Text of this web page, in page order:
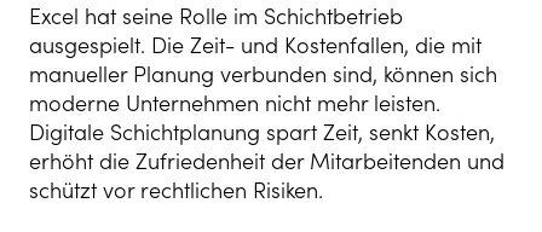
Excel hat seine Rolle im Schichtbetrieb
ausgespielt. Die Zeit- und Kostenfallen, die mit
manueller Planung verbunden sind, können sich
moderne Unternehmen nicht mehr leisten.
Digitale Schichtplanung spart Zeit, senkt Kosten,
erhöht die Zufriedenheit der Mitarbeitenden und
schützt vor rechtlichen Risiken.